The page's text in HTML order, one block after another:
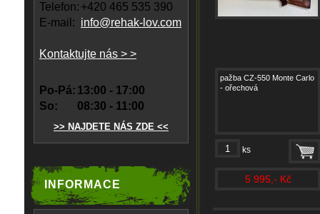
Telefon: +420 465 535 390
E-mail: info@rehak-lov.com
Kontaktujte nás > >
Po-Pá: 13:00 - 17:00
So:
08:30 - 11:00
>> NAJDETE NÁS ZDE <<
INFORMACE
pažba CZ-550 Monte Carlo
- ořechová
ks
5 995,- Kč